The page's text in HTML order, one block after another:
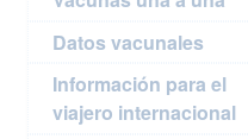
Datos vacunales
Información para el
viajero internacional